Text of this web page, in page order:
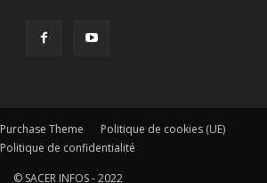
Purchase Theme
Politique de cookies (UE)
Politique de confidentialité
© SACER INFOS - 2022